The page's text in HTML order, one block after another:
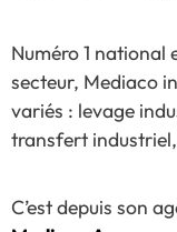
Numéro 1 national
secteur, Mediaco
variés : levage
transfert
C’est depuis son